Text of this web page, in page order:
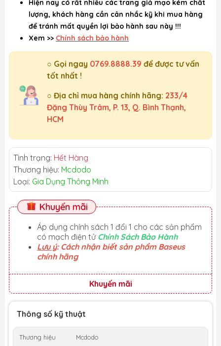
Hiện nay có rất nhiều các trang giả mạo kém chất
lượng, khách hàng cần cân nhắc kỹ khi mua hàng
để tránh mất quyền lợi bảo hành sau này !!!
Xem >> Chính sách bảo hành
○ Gọi ngay 0769.8888.39 để được tư vấn
tốt nhất !
○ Địa chỉ mua hàng chính hãng: 233/4
Đặng Thùy Trâm, P. 13, Q. Bình Thạnh,
HCM
Tình trạng: Hết Hàng
Thương hiệu: Mcdodo
Loại: Gia Dụng Thông Minh
Khuyến mãi
Áp dụng chính sách 1 đổi 1 cho các sản phẩm
có mạch điện tử Chính Sách Bảo Hành
Lưu ý: Cách nhận biết sản phẩm Baseus
chính hãng
Khuyến mãi
Thông số kỹ thuật
Thương hiệu Mcdodo